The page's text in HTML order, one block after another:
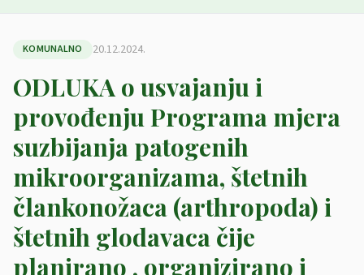
KOMUNALNO 20.12.2024.
ODLUKA o usvajanju i
provođenju Programa mjera
suzbijanja patogenih
mikroorganizama, štetnih
člankonožaca (arthropoda) i
štetnih glodavaca čije
planirano , organizirano i